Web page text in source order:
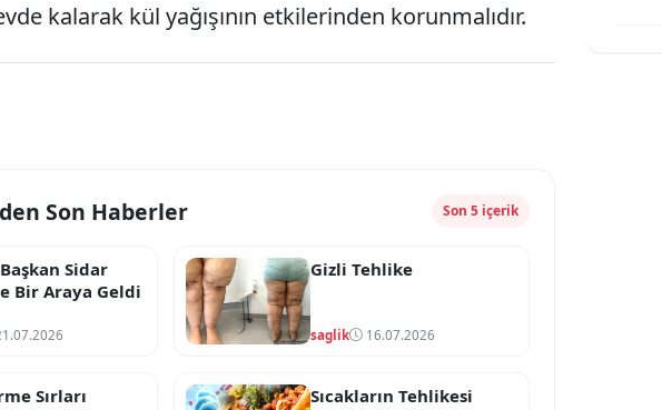
kalarak kül yağışının etkilerinden korunmalıdır.
Son Haberler Son 5 içerik
Sidar
Bir Araya Geldi
Gizli Tehlike
saglik 16.07.2026
Sırları Sıcakların Tehlikesi